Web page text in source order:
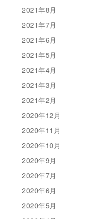
2021年8月
2021年7月
2021年6月
2021年5月
2021年4月
2021年3月
2021年2月
2020年12月
2020年11月
2020年10月
2020年9月
2020年7月
2020年6月
2020年5月